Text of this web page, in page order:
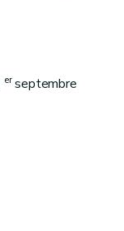
erseptembre